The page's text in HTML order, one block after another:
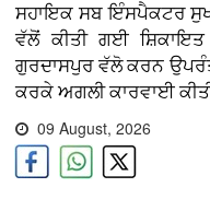
ਸਹਾਇਕ ਸਬ ਇੰਸਪੈਕਟਰ
ਵੱਲੋਂ ਕੀਤੀ ਗਈ ਸ਼ਿਕਾਇਤ
ਗੁਰਦਾਸਪੁਰ ਵੱਲੋ ਕਰਨ
ਕਰਕੇ ਅਗਲੀ ਕਾਰਵਾਈ
09 August, 2026